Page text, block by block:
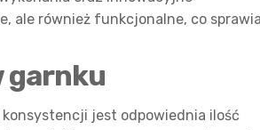
ale również funkcjonalne, co
garnku
konsystencji jest odpowiednia ilość